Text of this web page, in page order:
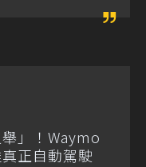
」！Waymo
正自動駕駛